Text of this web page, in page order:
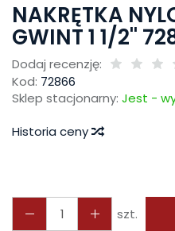
NAKRĘTKA
GWINT 1 1/2''
Dodaj recenzję:
Kod: 72866
Sklep stacjonarny: Jest -
Historia ceny
szt.